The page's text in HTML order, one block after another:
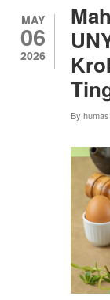
MAY
06
2026
By humas